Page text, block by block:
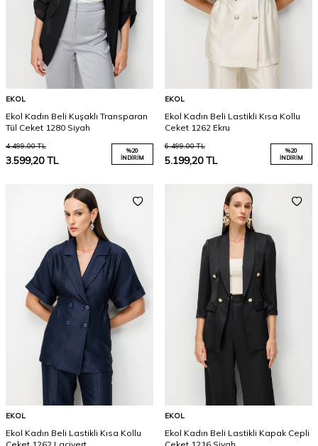
EKOL
Ekol Kadın Beli Kuşaklı Transparan
Tül Ceket 1280 Siyah
4.499,00TL
3.599,20TL
%20
İNDIRIM
EKOL
Ekol Kadın Beli Lastikli Kısa Kollu
Ceket 1262 Ekru
6.499,00TL
5.199,20TL
%20
İNDIRIM
EKOL
Ekol Kadın Beli Lastikli Kısa Kollu
EKOL
Ekol Kadın Beli Lastikli Kapak Cepli